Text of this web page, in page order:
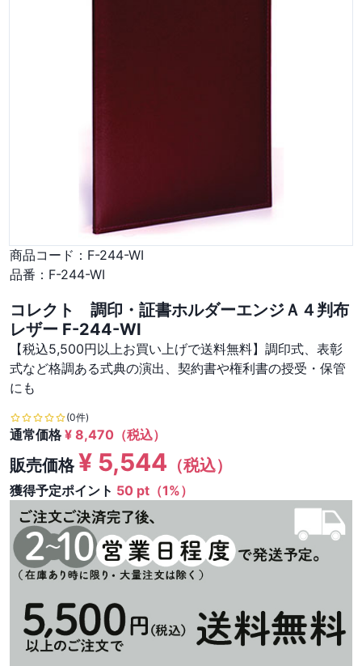
商品コード： F-244-WI
品番： F-244-WI
コレクト 調印・証書ホルダーエンジＡ４判布
レザー F-244-WI
【税込5,500円以上お買い上げで送料無料】調印式、表彰
式など格調ある式典の演出、契約書や権利書の授受・保管
にも
(0件)
通常価格¥ 8,470 （税込）
販売価格¥ 5,544 （税込）
獲得予定ポイント 50 pt（1%）